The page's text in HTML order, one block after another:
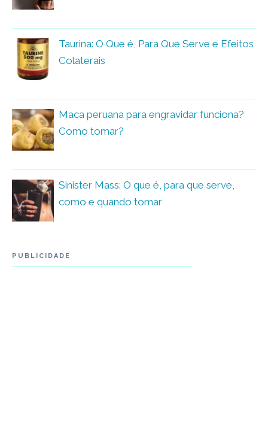
Taurina: O Que é, Para Que Serve e Efeitos
Colaterais
Maca peruana para engravidar funciona?
Como tomar?
Sinister Mass: O que é, para que serve,
como e quando tomar
PUBLICIDADE